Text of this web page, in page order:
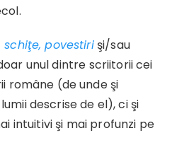
schiţe, povestiri şi/sau
unul dintre scriitorii cei
române (de unde şi
descrise de el), ci şi
intuitivi şi mai profunzi pe